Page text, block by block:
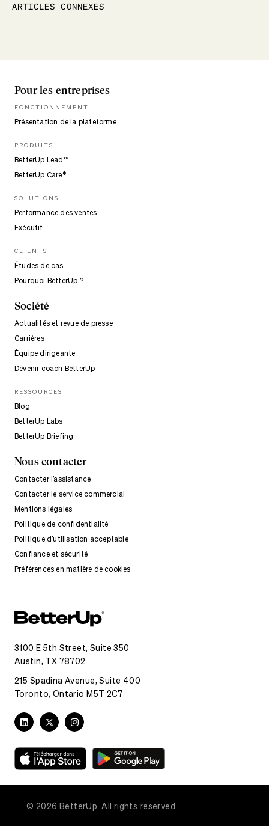
ARTICLES CONNEXES
3100 E 5th Street, Suite 350
Austin, TX 78702
215 Spadina Avenue, Suite 400
Toronto, Ontario M5T 2C7
Pour les entreprises
FONCTIONNEMENT
Présentation de la plateforme
PRODUITS
BetterUp Lead™
BetterUp Care®
SOLUTIONS
Performance des ventes
Exécutif
CLIENTS
Études de cas
Pourquoi BetterUp ?
Société
Actualités et revue de presse
Carrières
Équipe dirigeante
Devenir coach BetterUp
RESSOURCES
Blog
BetterUp Labs
BetterUp Briefing
Nous contacter
Contacter l’assistance
Contacter le service commercial
Mentions légales
Politique de confidentialité
Politique d’utilisation acceptable
Confiance et sécurité
Préférences en matière de cookies
© 2026 BetterUp. All rights reserved